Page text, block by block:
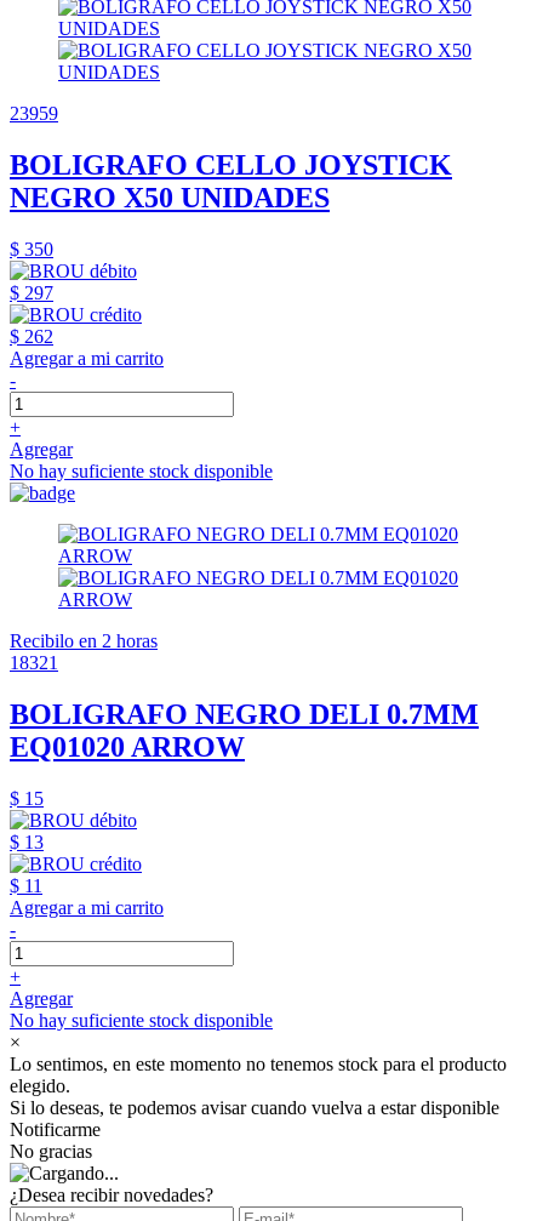
23959
BOLIGRAFO CELLO JOYSTICK
NEGRO X50 UNIDADES
$ 350
$ 297
$ 262
Agregar a mi carrito
-
+
Agregar
No hay suficiente stock disponible
Recibilo en 2 horas
18321
BOLIGRAFO NEGRO DELI 0.7MM
EQ01020 ARROW
$ 15
$ 13
$ 11
Agregar a mi carrito
-
+
Agregar
No hay suficiente stock disponible
×
Lo sentimos, en este momento no tenemos stock para el producto
elegido.
Si lo deseas, te podemos avisar cuando vuelva a estar disponible
Notificarme
No gracias
¿Desea recibir novedades?